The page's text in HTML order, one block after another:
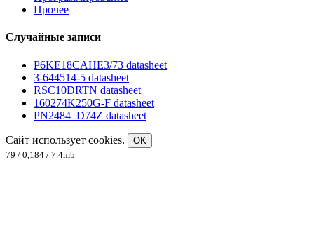
Прочее
Случайные записи
P6KE18CAHE3/73 datasheet
3-644514-5 datasheet
RSC10DRTN datasheet
160274K250G-F datasheet
PN2484_D74Z datasheet
Сайт использует cookies.
OK
79 / 0,184 / 7.4mb